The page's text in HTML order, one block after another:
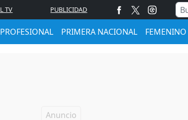
TV PUBLICIDAD
PRIMERA NACIONAL FEMENINO